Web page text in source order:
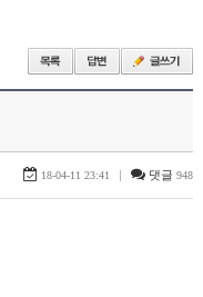
18-04-11 23:41 | 댓글 948